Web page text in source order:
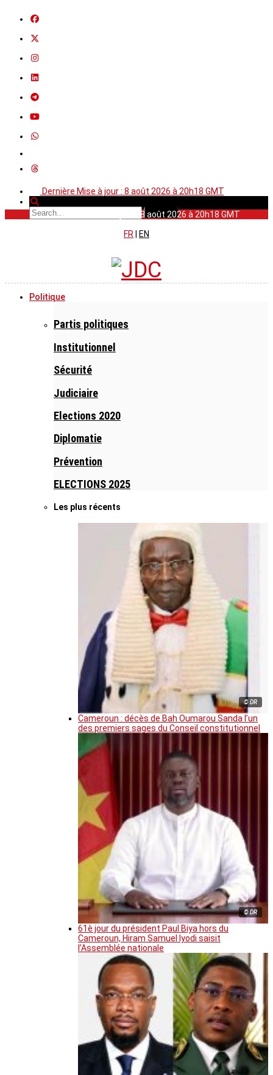
Dernière Mise à jour : 8 août 2026 à 20h18 GMT
Dernière Mise à jour : 8 août 2026 à 20h18 GMT
FR
EN
Politique
Partis politiques
Institutionnel
Sécurité
Judiciaire
Elections 2020
Diplomatie
Prévention
ELECTIONS 2025
Les plus récents
© DR
Cameroun : décès de Bah Oumarou Sanda l’un
des premiers sages du Conseil constitutionnel
© DR
61è jour du président Paul Biya hors du
Cameroun, Hiram Samuel Iyodi saisit
l’Assemblée nationale